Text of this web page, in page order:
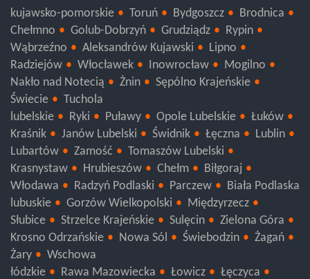
kujawsko-pomorskie
Toruń Bydgoszcz
Brodnica
Chełmno
Golub-Dobrzyń Grudziądz
Rypin
Wąbrzeźno
Aleksandrów Kujawski
Lipno
Radziejów
Włocławek Inowrocław
Mogilno
Nakło nad Notecią
Żnin
Sępólno Krajeńskie
Świecie
Tuchola
lubelskie
Ryki Puławy Opole Lubelskie
Łuków
Kraśnik
Janów Lubelski Świdnik Łęczna
Lublin
Lubartów
Zamość
Tomaszów Lubelski
Krasnystaw
Hrubieszów Chełm
Biłgoraj
Włodawa
Radzyń Podlaski Parczew
Biała Podlaska
lubuskie
Gorzów Wielkopolski
Międzyrzecz
Słubice
Strzelce Krajeńskie Sulęcin
Zielona Góra
Krosno Odrzańskie
Nowa Sól Świebodzin
Żagań
Żary
Wschowa
łódzkie
Rawa Mazowiecka Łowicz
Łęczyca